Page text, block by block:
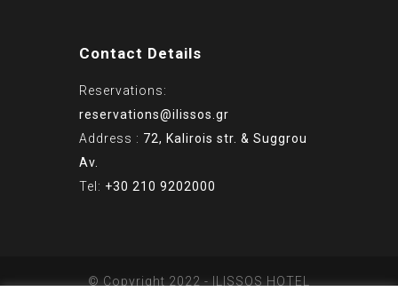
Contact Details
Reservations:
reservations@ilissos.gr
Address : 72, Kalirois str. & Suggrou
Av.
Tel: +30 210 9202000
© Copyright 2022 - ILISSOS HOTEL